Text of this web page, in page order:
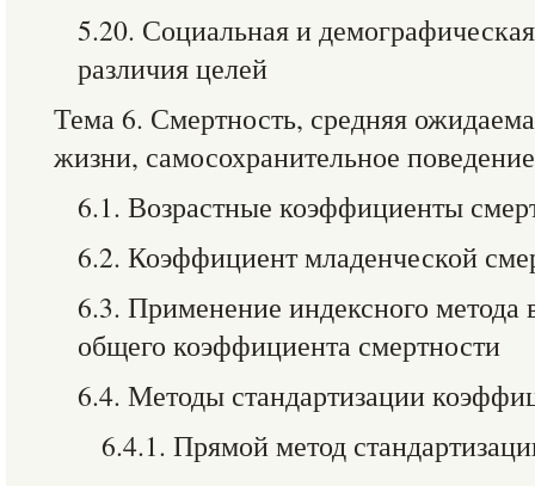
5.20. Социальная и
различия целей
Тема 6. Смертность, средняя
жизни, самосохранительное поведение
6.1. Возрастные коэффициенты
6.2. Коэффициент младенческой
6.3. Применение индексного метода
общего коэффициента смертности
6.4. Методы стандартизации
6.4.1. Прямой метод